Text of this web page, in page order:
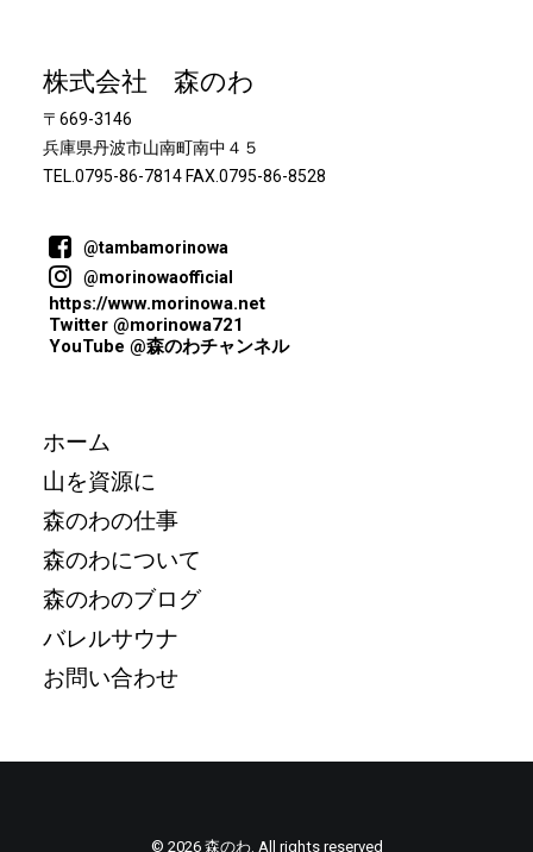
株式会社 森のわ
〒669-3146
兵庫県丹波市山南町南中４５
TEL.0795-86-7814 FAX.0795-86-8528
@tambamorinowa
@morinowaofficial
https://www.morinowa.net
Twitter @morinowa721
YouTube @森のわチャンネル
ホーム
山を資源に
森のわの仕事
森のわについて
森のわのブログ
バレルサウナ
お問い合わせ
© 2026 森のわ. All rights reserved